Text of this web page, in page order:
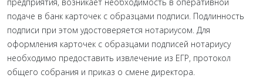
подаче в банк карточек с образцами подписи. Подлинность
подписи при этом удостоверяется нотариусом. Для
оформления карточек с образцами подписей нотариусу
необходимо предоставить извлечение из ЕГР, протокол
общего собрания и приказ о смене директора.